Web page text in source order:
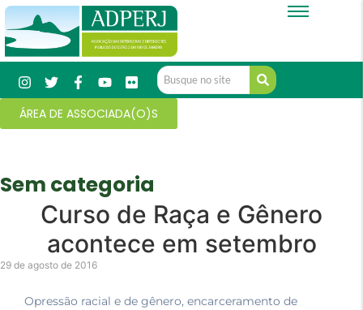
ÁREA DE ASSOCIADA(O)S
Sem categoria
Curso de Raça e Gênero
acontece em setembro
29 de agosto de 2016
Opressão racial e de gênero, encarceramento de